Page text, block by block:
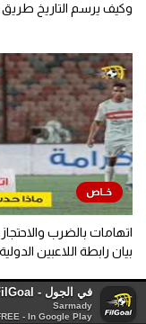
وكيف يرسم التاريخ طريق
اتهامات بالضرب
بيان رابطة اللاعبين الدولية
في الجول - FilGoal
Sarmady
- In Google Play